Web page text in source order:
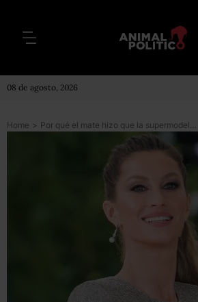
08 de agosto, 2026
Home > Por qué el mate hizo que la supermodelo Gisele Bündchen fuera la mujer más buscada en Google en Estados Unidos